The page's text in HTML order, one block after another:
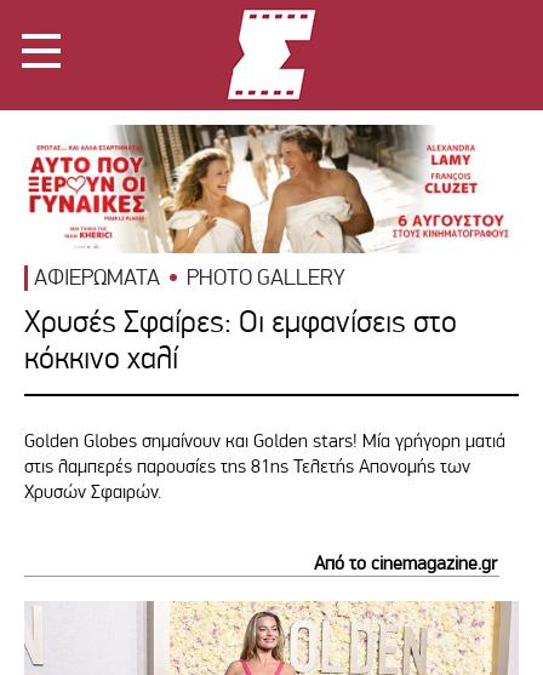
ΑΦΙΕΡΩΜΑΤΑ PHOTO GALLERY
Χρυσές Σφαίρες: Οι εμφανίσεις στο
κόκκινο χαλί
Golden Globes σημαίνουν και Golden stars! Μία γρήγορη ματιά
στις λαμπερές παρουσίες της 81ης Τελετής Απονομής των
Χρυσών Σφαιρών.
Από το cinemagazine.gr